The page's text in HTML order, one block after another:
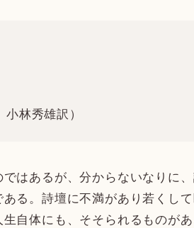
林秀雄訳）
はあるが、分からないなりに
る。詩壇に不満があり若くし
自体にも、そそられるものが